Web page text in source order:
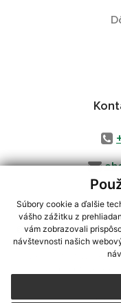
Súbory cookie a ďalšie
vášho zážitku z
vám zobrazovali
návštevnosti našich
využite možnosť
CMS systém (redakčný)